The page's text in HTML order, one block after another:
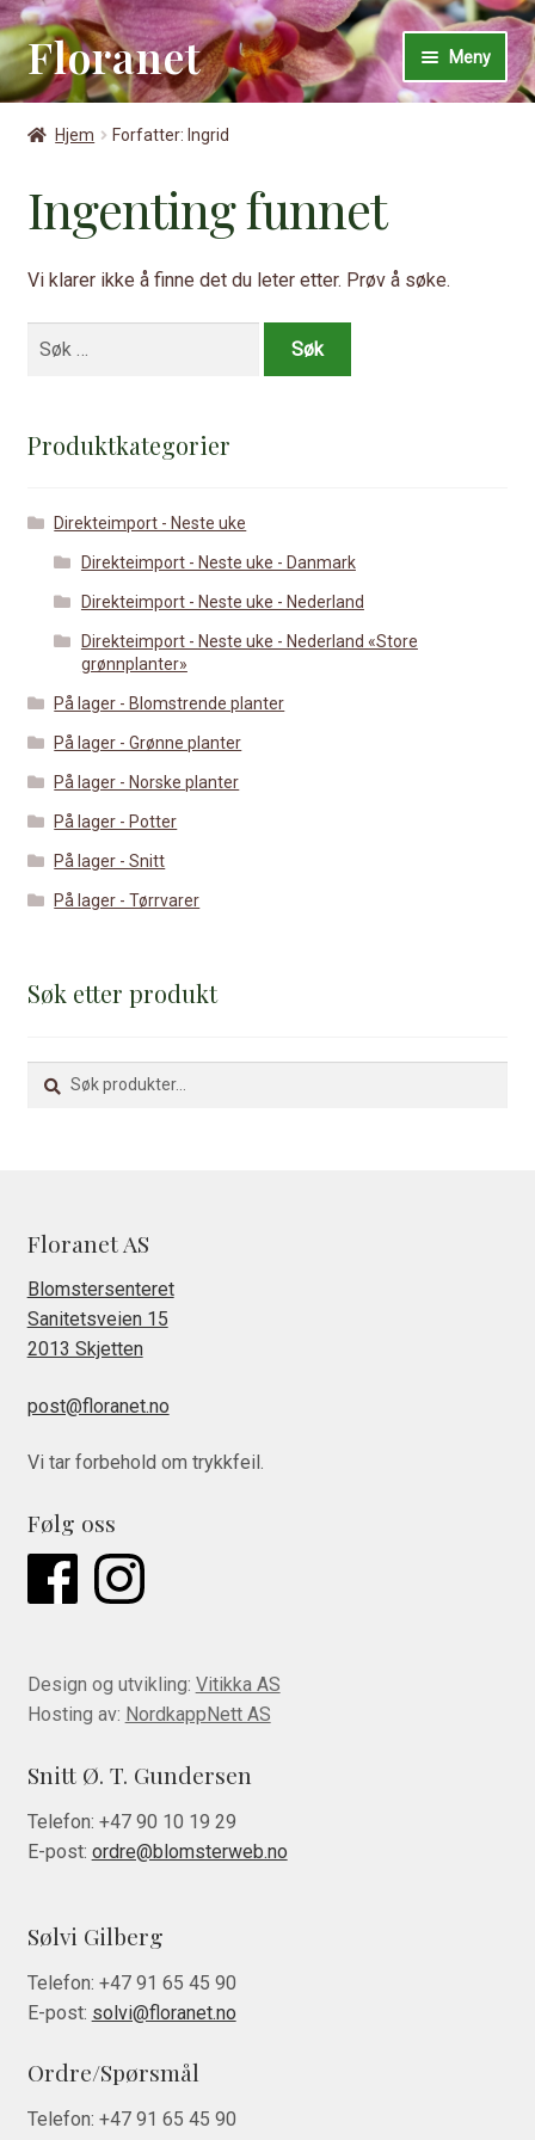
Hopp
til
navigasjon
Hopp
til
innhold
Floranet Meny
Hjem
Butikk
Min konto
Hjem Forfatter: Ingrid
Ingenting funnet
Vi klarer ikke å finne det du leter etter. Prøv å søke.
Søk
Produktkategorier
Direkteimport - Neste uke
Direkteimport - Neste uke - Danmark
Direkteimport - Neste uke - Nederland
Direkteimport - Neste uke - Nederland «Store
grønnplanter»
På lager - Blomstrende planter
På lager - Grønne planter
På lager - Norske planter
På lager - Potter
På lager - Snitt
På lager - Tørrvarer
Søk etter produkt
Søk
etter:
Søk
Floranet AS
Blomstersenteret
Sanitetsveien 15
2013 Skjetten
post@floranet.no
Vi tar forbehold om trykkfeil.
Følg oss
Design og utvikling: Vitikka AS
Hosting av: NordkappNett AS
Snitt Ø. T. Gundersen
Telefon: +47 90 10 19 29
E-post: ordre@blomsterweb.no
Sølvi Gilberg
Telefon: +47 91 65 45 90
E-post: solvi@floranet.no
Ordre/Spørsmål
Telefon: +47 91 65 45 90